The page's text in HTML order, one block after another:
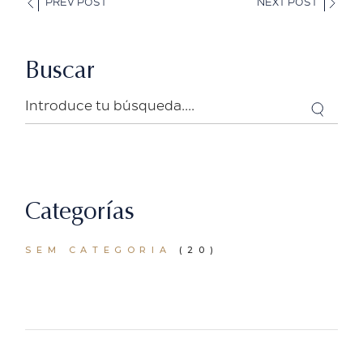
PREV POST NEXT POST
Buscar
Search
Categorías
SEM CATEGORIA (20)